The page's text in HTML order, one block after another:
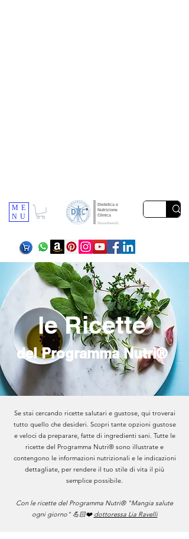
Dietetica e
Nutrizione
Clinica
Dr.ssa Ravelli
ME
NU
le Ricette
del Programma Nutri®
Se stai cercando ricette salutari e gustose, qui troverai
tutto quello che desideri. Scopri tante opzioni gustose
e veloci da preparare, fatte di ingredienti sani. Tutte le
ricette del Programma Nutri® sono illustrate e
contengono le informazioni nutrizionali e le indicazioni
dettagliate, per rendere il tuo stile di vita il più
semplice possibile.
Con le ricette del Programma Nutri® "Mangia salute
ogni giorno" 💪🏻❤️ dottoressa Lia Ravelli